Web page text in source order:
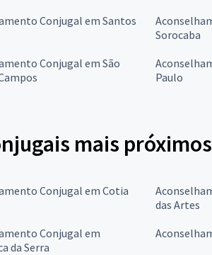
Conjugal em Santos
Sorocaba
Conjugal em São
Paulo
mais
Conjugal em Cotia
das Artes
Conjugal em
da Serra